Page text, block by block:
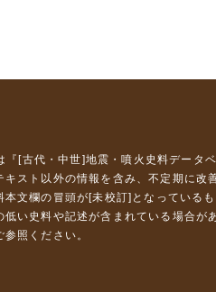
『 [古代・中世]地震・噴火史料データ
スト以外の情報を含み、不定期に改
本文欄の冒頭が[未校訂]となっている
低い史料や記述が含まれている場合が
参照ください。